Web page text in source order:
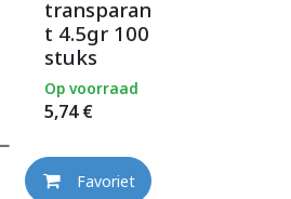
transparan
t 4.5gr 100
stuks
5,74€
Op voorraad
Favoriet